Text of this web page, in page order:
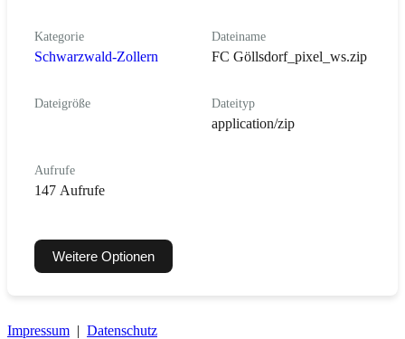
Kategorie
Schwarzwald-Zollern
Dateiname
FC Göllsdorf_pixel_ws.zip
Dateigröße Dateityp
application/zip
Aufrufe
147 Aufrufe
Weitere Optionen
Impressum | Datenschutz